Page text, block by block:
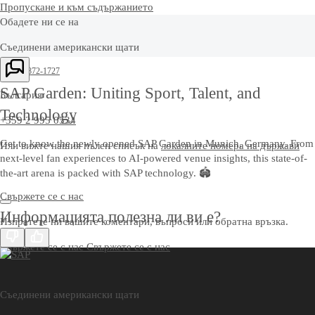
Пропускане и към съдържанието
Обадете ни се на
Съединени американски щати
+1-800-872-1727
България
+359 2 995 0534
Или вижте нашия пълен списък налокалните номера на държави
Свържете се с нас
Изпратете ни вашите коментари, въпроси или обратна връзка.
Свържете се с насСвържете се с нас
SAP Garden: Uniting Sport, Talent, and
Technology
Get to know the newly opened SAP Garden in Munich, Germany. From
next-level fan experiences to AI-powered venue insights, this state-of-
the-art arena is packed with SAP technology. 🏟️
Информацията полезна ли ви е?
Съединени американски щати